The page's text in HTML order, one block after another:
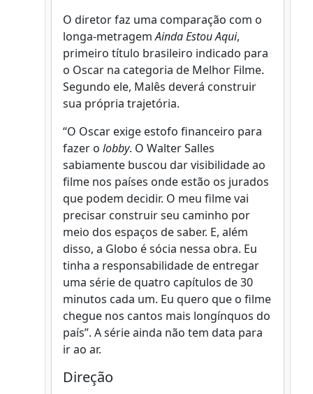
O diretor faz uma comparação com o
longa-metragemAinda Estou Aqui,
primeiro título brasileiro indicado para
o Oscar na categoria de Melhor Filme.
Segundo ele, Malês deverá construir
sua própria trajetória.
“O Oscar exige estofo financeiro para
fazer o lobby. O Walter Salles
sabiamente buscou dar visibilidade ao
filme nos países onde estão os jurados
que podem decidir. O meu filme vai
precisar construir seu caminho por
meio dos espaços de saber. E, além
disso, a Globo é sócia nessa obra. Eu
tinha a responsabilidade de entregar
uma série de quatro capítulos de 30
minutos cada um. Eu quero que o filme
chegue nos cantos mais longínquos do
país”. A série ainda não tem data para
ir ao ar.
Direção